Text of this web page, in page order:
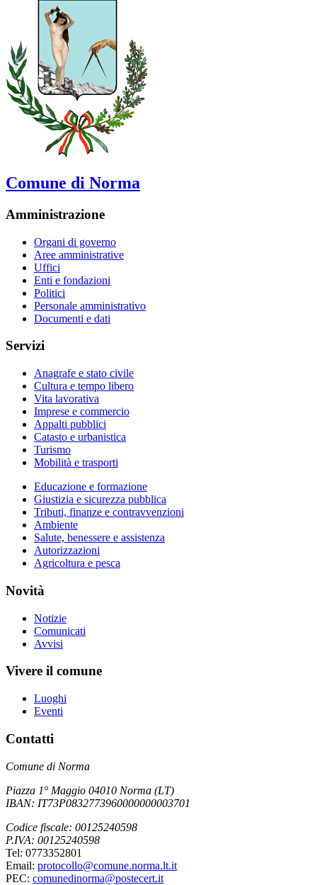
Comune di Norma
Amministrazione
Organi di governo
Aree amministrative
Uffici
Enti e fondazioni
Politici
Personale amministrativo
Documenti e dati
Servizi
Anagrafe e stato civile
Cultura e tempo libero
Vita lavorativa
Imprese e commercio
Appalti pubblici
Catasto e urbanistica
Turismo
Mobilità e trasporti
Educazione e formazione
Giustizia e sicurezza pubblica
Tributi, finanze e contravvenzioni
Ambiente
Salute, benessere e assistenza
Autorizzazioni
Agricoltura e pesca
Novità
Notizie
Comunicati
Avvisi
Vivere il comune
Luoghi
Eventi
Contatti
Comune di Norma
Piazza 1° Maggio 04010 Norma (LT)
IBAN: IT73P0832773960000000003701
Codice fiscale: 00125240598
P.IVA: 00125240598
Tel: 0773352801
Email: protocollo@comune.norma.lt.it
PEC: comunedinorma@postecert.it